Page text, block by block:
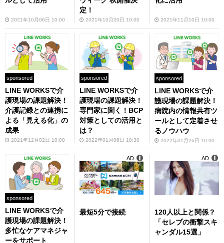
2021年10月06日 10:00
定！
2021年10月20日 10:00 2021年11月10日 10:00
sponsored
LINE WORKSで介
護現場の課題解決！
介護記録との連携に
よる「見える化」の
成果
2021年12月02日 10:00
sponsored
LINE WORKSで介
護現場の課題解決！
専門家に聞く！BCP
対策としての活用と
は？
2022年01月06日 10:30
sponsored
LINE WORKSで介
護現場の課題解決！
病院内の情報共有ツ
ールとして定着させ
るノウハウ
2022年01月26日 10:00
sponsored
LINE WORKSで介
護現場の課題解決！
多忙なケアマネジャ
ーをサポート
最短5分で接続
AD
120人以上と関係？
「セレブの衝撃スキ
ャンダル15選」
AD